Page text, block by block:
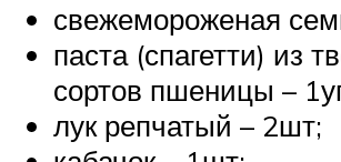
свежемороженая
паста (спагетти) из
сортов пшеницы –
лук репчатый – 2шт;